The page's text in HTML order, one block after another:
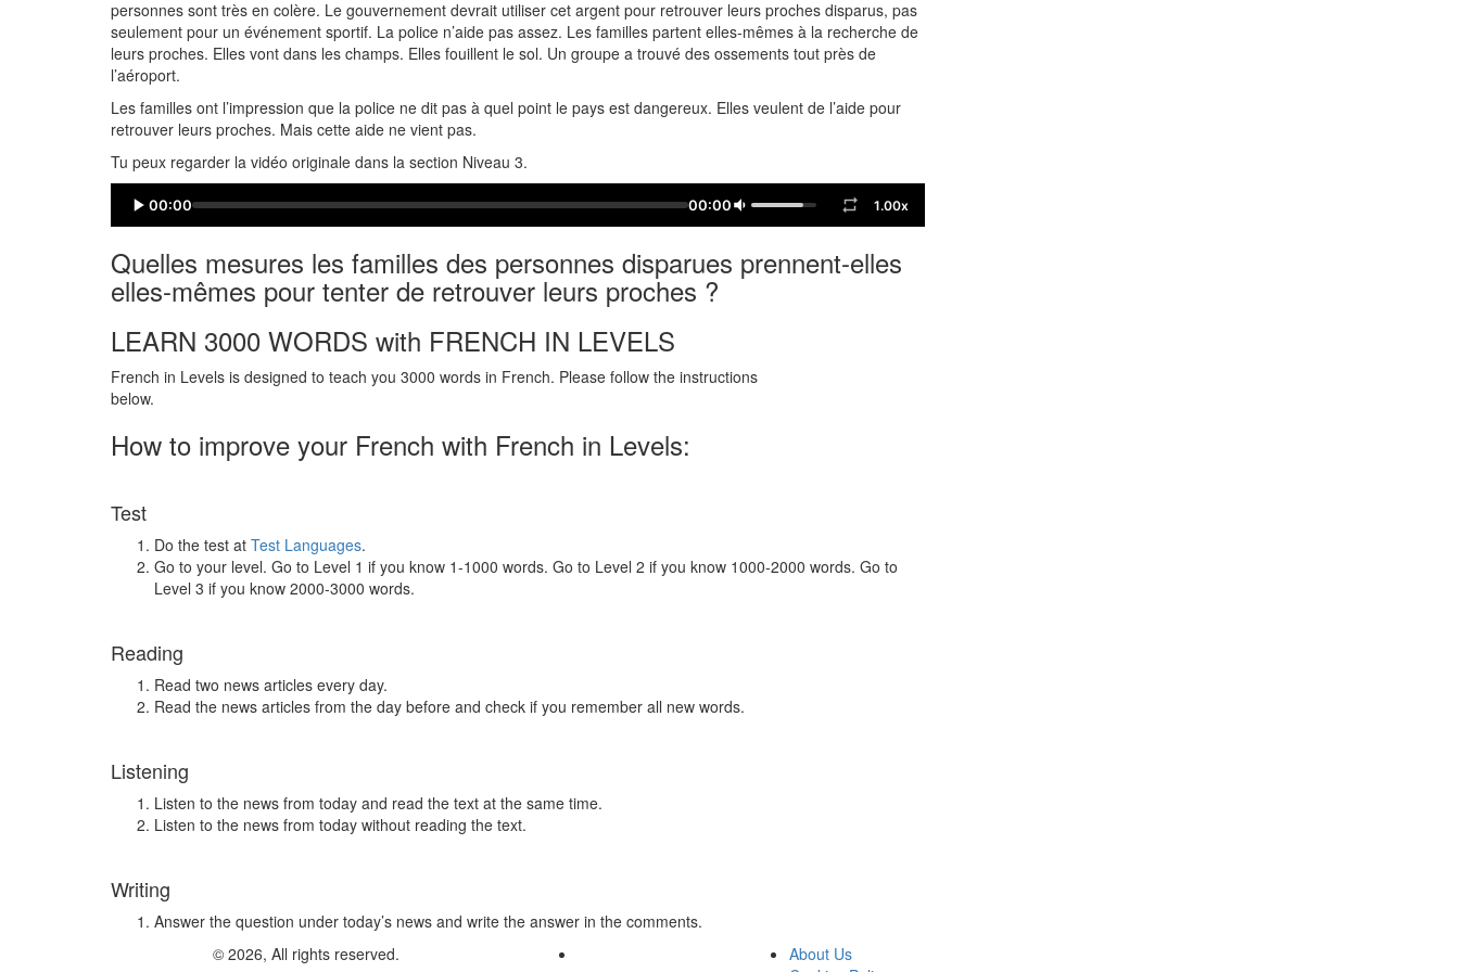
personnes sont très en colère. Le gouvernement devrait utiliser cet argent pour retrouver leurs proches disparus, pas
seulement pour un événement sportif. La police n’aide pas assez. Les familles partent elles-mêmes à la recherche de
leurs proches. Elles vont dans les champs. Elles fouillent le sol. Un groupe a trouvé des ossements tout près de
l’aéroport.
Les familles ont l’impression que la police ne dit pas à quel point le pays est dangereux. Elles veulent de l’aide pour
retrouver leurs proches. Mais cette aide ne vient pas.
Tu peux regarder la vidéo originale dans la section Niveau 3.
00:00 00:00 1.00x
Quelles mesures les familles des personnes disparues prennent-elles
elles-mêmes pour tenter de retrouver leurs proches ?
LEARN 3000 WORDS with FRENCH IN LEVELS
French in Levels is designed to teach you 3000 words in French. Please follow the instructions
below.
How to improve your French with French in Levels:
Test
Do the test at Test Languages.
Go to your level. Go to Level 1 if you know 1-1000 words. Go to Level 2 if you know 1000-2000 words. Go to
Level 3 if you know 2000-3000 words.
Reading
Read two news articles every day.
Read the news articles from the day before and check if you remember all new words.
Listening
Listen to the news from today and read the text at the same time.
Listen to the news from today without reading the text.
Writing
Answer the question under today’s news and write the answer in the comments.
© 2026, All rights reserved.
About Us